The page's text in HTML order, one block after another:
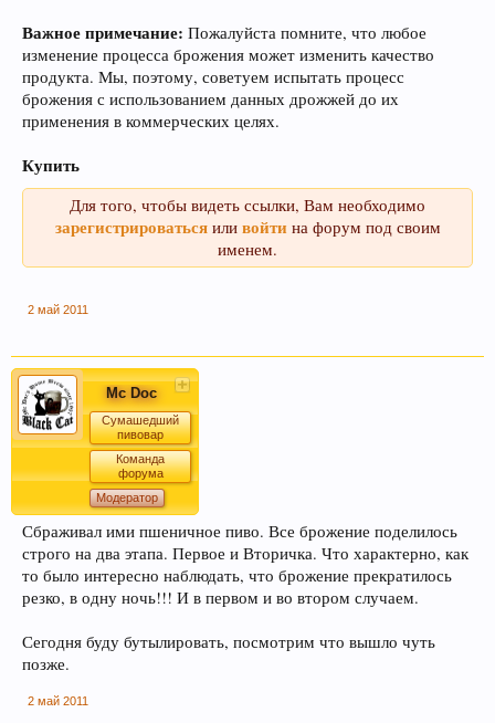
Пиво содержит витамин В, который помогает
нам поддерживать здоровую кожу, нужный
мышечный тонус, борется с заболеваниями
сердечно-сосудистой и иммунной системы.
способствует развитию онкозаболеваний. Пиво
же наоборот защищает ДНК.
Пиво может оказать положительное действие
при сердечно-сосудистых заболеваниях и
служить средством их профилактики
Важное примечание: Пожалуйста помните, что любое
изменение процесса брожения может изменить качество
продукта. Мы, поэтому, советуем испытать процесс
брожения с использованием данных дрожжей до их
применения в коммерческих целях.
Купить
Для того, чтобы видеть ссылки, Вам необходимо
зарегистрироватьсяили войтина форум под своим
именем.
2 май 2011
Mc Doc
Сумашедший
пивовар
Команда
форума
Модератор
Сбраживал ими пшеничное пиво. Все брожение поделилось
строго на два этапа. Первое и Вторичка. Что характерно, как
то было интересно наблюдать, что брожение прекратилось
резко, в одну ночь!!! И в первом и во втором случаем.
Сегодня буду бутылировать, посмотрим что вышло чуть
позже.
2 май 2011